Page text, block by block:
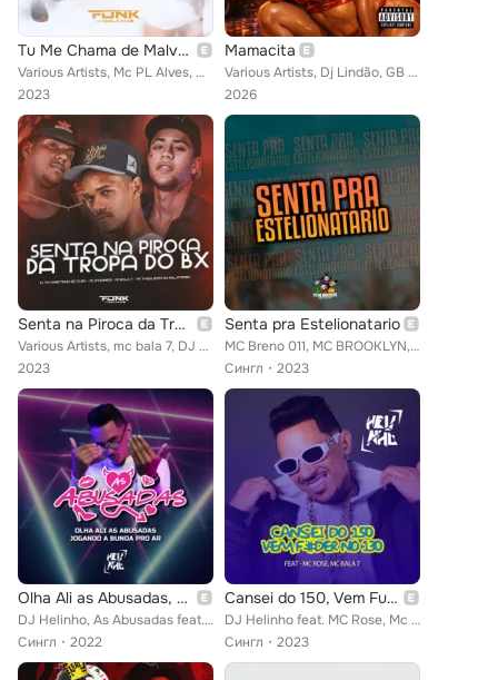
Tu Me Chama de Malvadão Vs Eu Te Chamo de Malvadona
Various Artists, Mc PL Alves, Mc Jhenny, DJ Juninho de SJM, Mc Bala 7
2023
Mamacita
Various Artists, Dj Lindão, GB DO K11, DJ MF SILVA, MC BALA 7
2026
Senta na Piroca da Tropa do Bx
Various Artists, mc bala 7, DJ TH CANETINHA DE OURO, Mc 2M Rapper, Mc Thiaguinho da Inglaterra
2023
Senta pra Estelionatario
MC Breno 011, MC BROOKLYN, Dj Jéh du 9 feat. MC Bala 7
Сингл
2023
Olha Ali as Abusadas, Jogando a Bunda pro Ar
DJ Helinho, As Abusadas feat. Mc Bala 7, Mc Marsha
Сингл
2022
Cansei do 150, Vem Fuder no 130
DJ Helinho feat. MC Rose, Mc Bala 7
Сингл
2023